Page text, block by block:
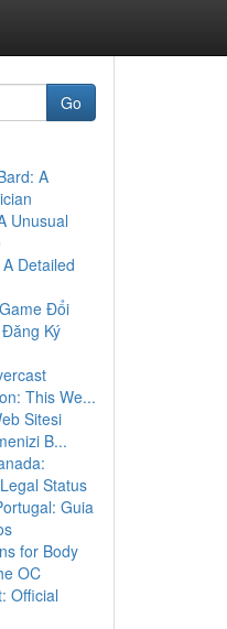
Go
A
Unusual
Detailed
Đổi
Ký
This We...
Sitesi
B...
Status
Guia
for Body
OC
Official